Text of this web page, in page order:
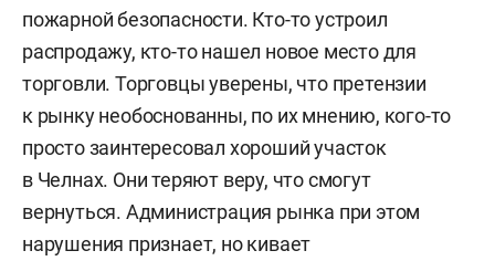
пожарной безопасности. Кто-то устроил
распродажу, кто-то нашел новое место для
торговли. Торговцы уверены, что претензии
к рынку необоснованны, по их мнению, кого-то
просто заинтересовал хороший участок
в Челнах. Они теряют веру, что смогут
вернуться. Администрация рынка при этом
нарушения признает, но кивает